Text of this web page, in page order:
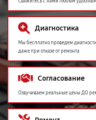
Диагностика
Мы бесплатно проведем
даже при отказе от ремонта
Согласование
Озвучиваем реальные цены ДО